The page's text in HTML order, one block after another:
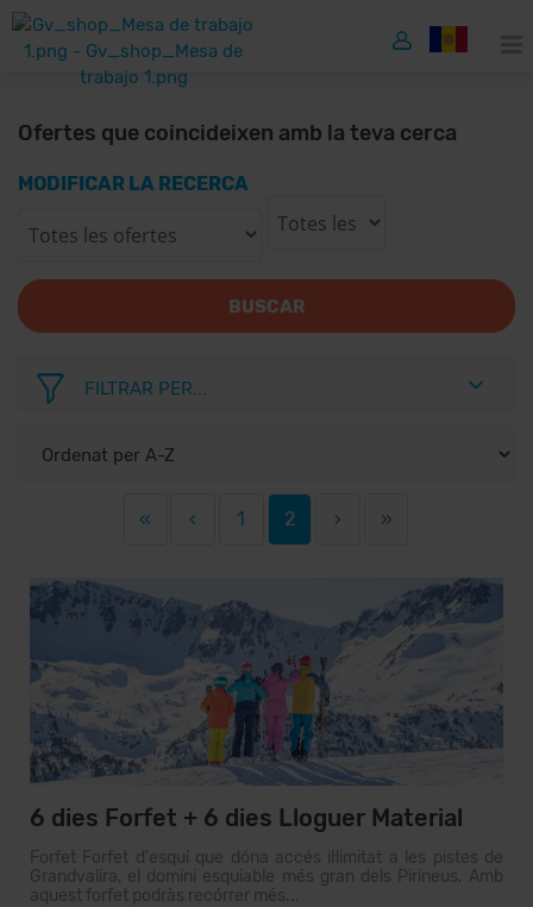
Ofertes que coincideixen amb la teva cerca
MODIFICAR LA RECERCA
BUSCAR
FILTRAR PER...
« ‹ 1 2 › »
6 dies Forfet + 6 dies Lloguer Material
Forfet Forfet d'esquí que dóna accés il·limitat a les pistes de
Grandvalira, el domini esquiable més gran dels Pirineus. Amb
aquest forfet podràs recórrer més...